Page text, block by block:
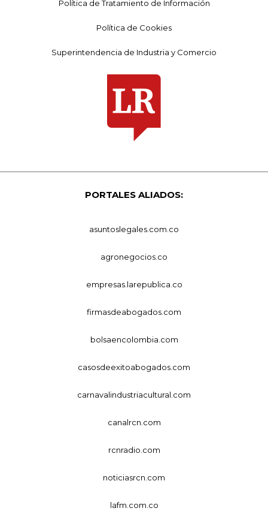
Política de Tratamiento de Información
Política de Cookies
Superintendencia de Industria y Comercio
PORTALES ALIADOS:
asuntoslegales.com.co
agronegocios.co
empresas.larepublica.co
firmasdeabogados.com
bolsaencolombia.com
casosdeexitoabogados.com
carnavalindustriacultural.com
canalrcn.com
rcnradio.com
noticiasrcn.com
lafm.com.co